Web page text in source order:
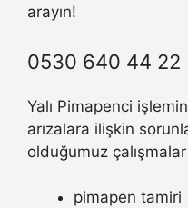
arayın!
0530 640 44 22
Yalı Pimapenci
arızalara ilişkin
olduğumuz çalışmalar
pimapen tamiri